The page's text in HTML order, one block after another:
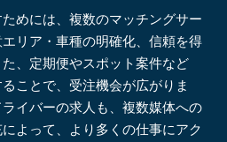
めには、複数のマッチングサー
リア・車種の明確化、信頼を得
、定期便やスポット案件など
ことで、受注機会が広がりま
イバーの求人も、複数媒体への
よって、より多くの仕事にアク